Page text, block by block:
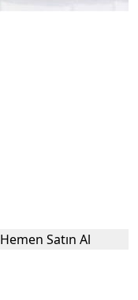
Hemen Satın Al